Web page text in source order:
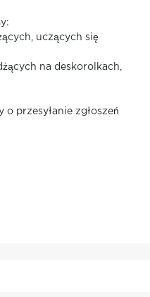
uczących się
na deskorolkach,
przesyłanie zgłoszeń